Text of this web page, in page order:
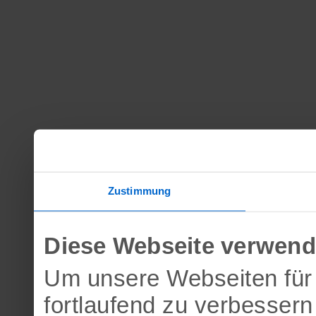
Zustimmung
Diese Webseite
Um unsere Webseiten
fortlaufend zu